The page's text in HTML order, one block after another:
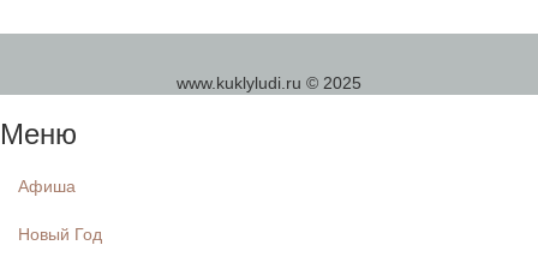
www.kuklyludi.ru © 2025
Меню
Афиша
Новый Год